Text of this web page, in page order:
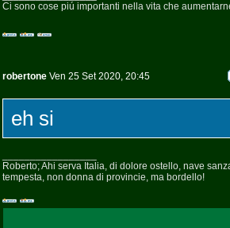
Ci sono cose piú importanti nella vita che
robertone Ven 25 Set 2020, 20:45
eh si
Roberto; Ahi serva Italia, di dolore ostello, nave
tempesta, non donna di provincie, ma bordello!